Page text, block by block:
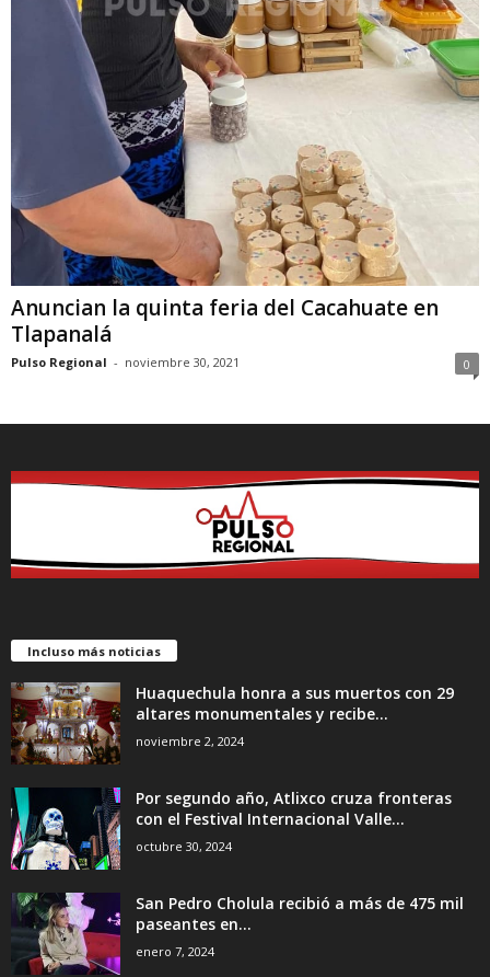
Anuncian la quinta feria del Cacahuate en
Tlapanalá
Pulso Regional - noviembre 30, 2021 0
Incluso más noticias
Huaquechula honra a sus muertos con 29
altares monumentales y recibe...
noviembre 2, 2024
Por segundo año, Atlixco cruza fronteras
con el Festival Internacional Valle...
octubre 30, 2024
San Pedro Cholula recibió a más de 475 mil
paseantes en...
enero 7, 2024